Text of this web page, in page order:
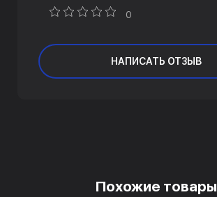
0
НАПИСАТЬ ОТЗЫВ
Похожие товары